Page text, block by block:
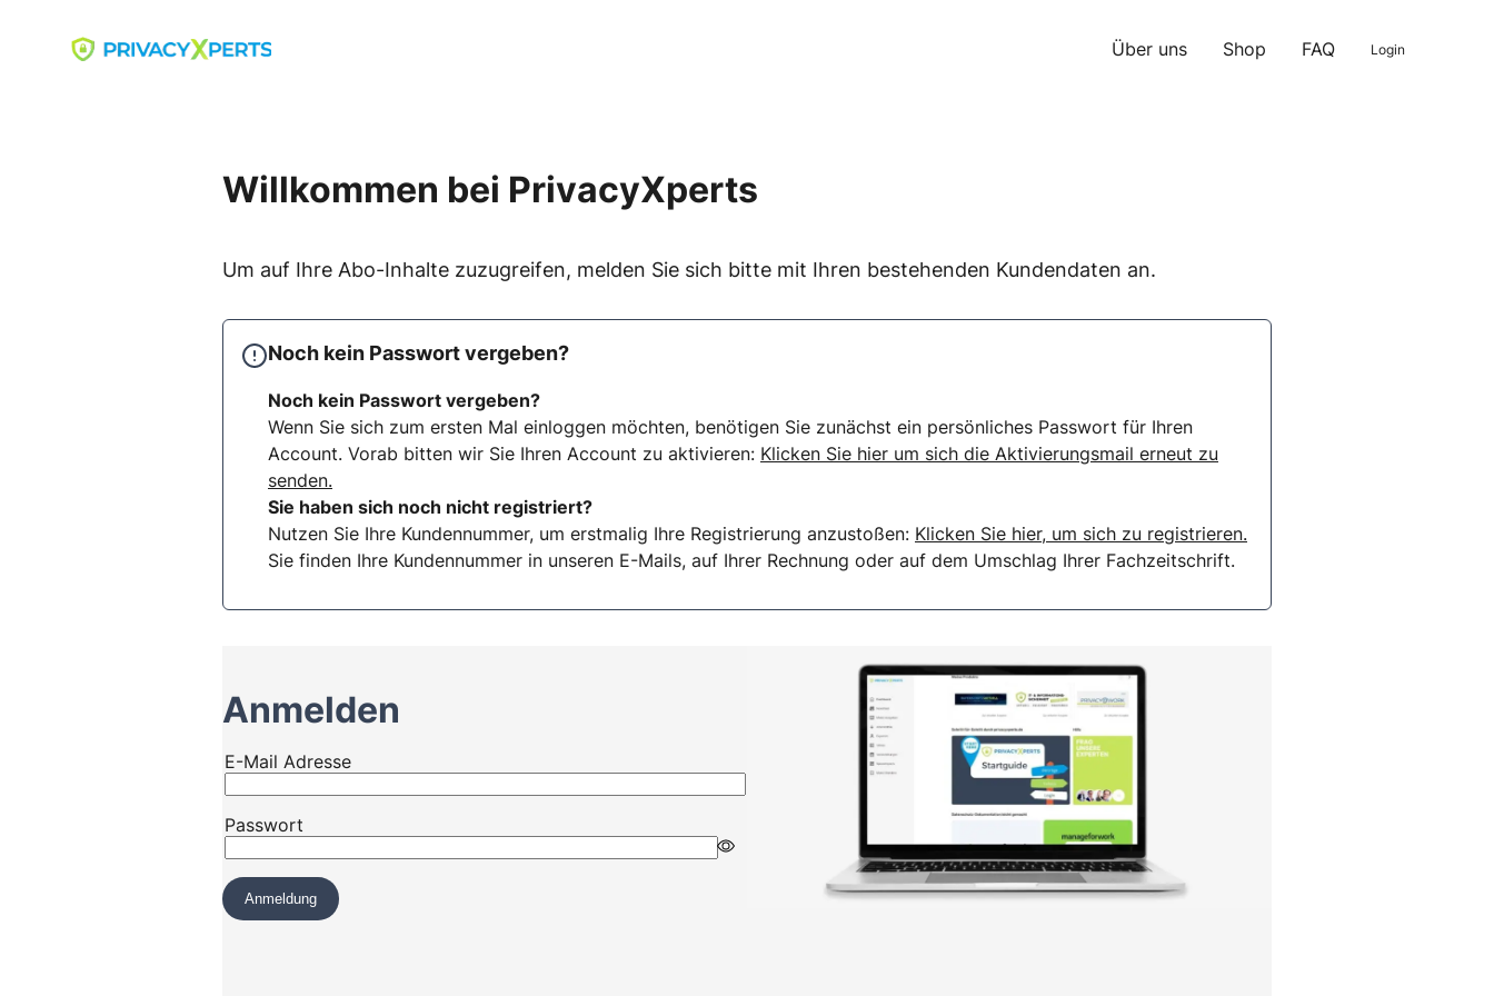
Go to landing page. Über uns Shop FAQ Login
Willkommen bei PrivacyXperts
Um auf Ihre Abo-Inhalte zuzugreifen, melden Sie sich bitte mit Ihren bestehenden Kundendaten an.
Noch kein Passwort vergeben?
Noch kein Passwort vergeben?
Wenn Sie sich zum ersten Mal einloggen möchten, benötigen Sie zunächst ein persönliches Passwort für Ihren
Account. Vorab bitten wir Sie Ihren Account zu aktivieren: Klicken Sie hier um sich die Aktivierungsmail erneut zu
senden.
Sie haben sich noch nicht registriert?
Nutzen Sie Ihre Kundennummer, um erstmalig Ihre Registrierung anzustoßen: Klicken Sie hier, um sich zu registrieren.
Sie finden Ihre Kundennummer in unseren E-Mails, auf Ihrer Rechnung oder auf dem Umschlag Ihrer Fachzeitschrift.
Anmelden